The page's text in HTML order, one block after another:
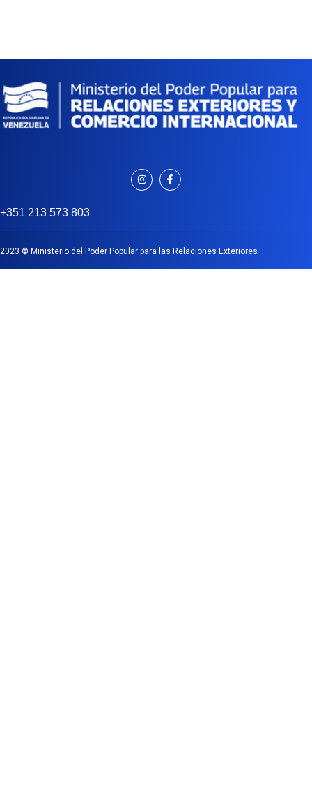
+351 213 573 803
2023 © Ministerio del Poder Popular para las Relaciones Exteriores